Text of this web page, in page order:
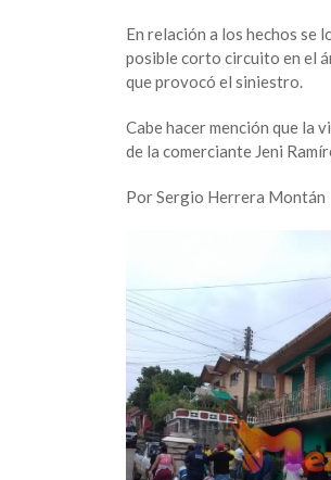
En relación a los hechos se
posible corto circuito en el
que provocó el siniestro.
Cabe hacer mención que la
de la comerciante Jeni
Por Sergio Herrera Montán